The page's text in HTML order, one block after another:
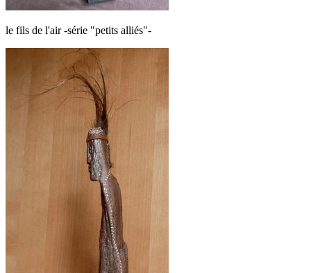
le fils de l'air -série "petits alliés"-